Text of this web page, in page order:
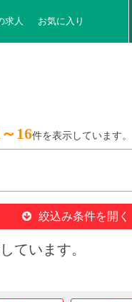
求人 お気に入り
16件を表示しています。
絞込み条件を開く
ています。